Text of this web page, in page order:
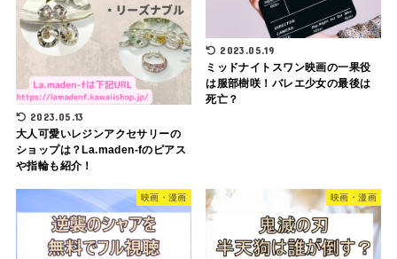
2023.05.13
大人可愛いレジンアクセサリーの
ショップは？La.maden-fのピアス
や指輪も紹介！
2023.05.19
ミッドナイトスワン映画の一果役
は服部樹咲！バレエ少女の最後は
死亡？
映画・漫画 映画・漫画